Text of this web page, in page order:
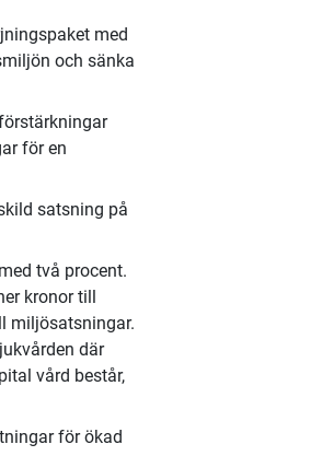
med
och sänka
för en
satsning på
två procent.
kronor till
miljösatsningar.
där
vård består,
för ökad